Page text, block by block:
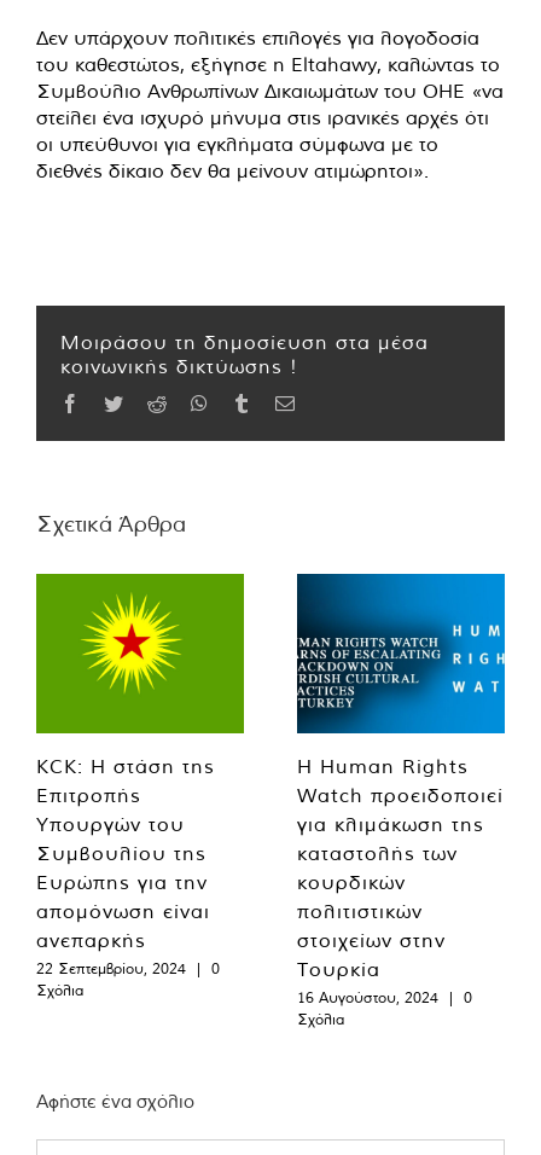
Δεν υπάρχουν πολιτικές επιλογές για λογοδοσία
του καθεστώτος, εξήγησε η Eltahawy, καλώντας το
Συμβούλιο Ανθρωπίνων Δικαιωμάτων του ΟΗΕ «να
στείλει ένα ισχυρό μήνυμα στις ιρανικές αρχές ότι
οι υπεύθυνοι για εγκλήματα σύμφωνα με το
διεθνές δίκαιο δεν θα μείνουν ατιμώρητοι».
Μοιράσου τη δημοσίευση στα μέσα
κοινωνικής δικτύωσης !
Facebook
TwitterReddit WhatsApp
TumblrEmail
Σχετικά Άρθρα
KCK: Η στάση της
Επιτροπής
Υπουργών του
Συμβουλίου της
Ευρώπης για την
απομόνωση είναι
ανεπαρκής
22 Σεπτεμβρίου, 2024 |
0
Σχόλια
Η Human Rights
Watch προειδοποιεί
για κλιμάκωση της
καταστολής των
κουρδικών
πολιτιστικών
στοιχείων στην
Τουρκία
16 Αυγούστου, 2024 |
0
Σχόλια
Αφήστε ένα σχόλιο